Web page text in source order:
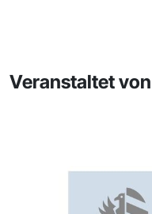
Veranstaltet von